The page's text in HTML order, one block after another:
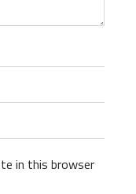
in this browser